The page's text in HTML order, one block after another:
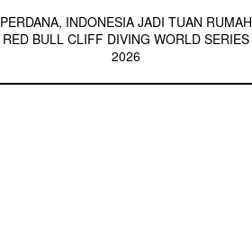
PERDANA, INDONESIA JADI TUAN RUMAH
RED BULL CLIFF DIVING WORLD SERIES
2026